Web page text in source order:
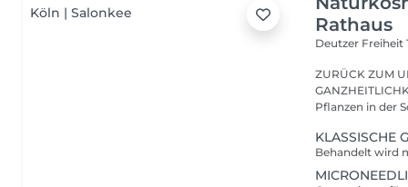
Rathaus
Deutzer Freiheit
ZURÜCK ZUM
GANZHEITLICHKEIT. Schon seit Jahrtausenden
Pflanzen in der
KLASSISCHE